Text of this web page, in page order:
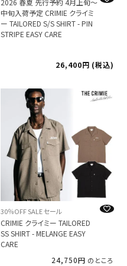
中旬入荷予定 CRIMIE クライミ
ー TAILORED S/S SHIRT - PIN
STRIPE EASY CARE
26,400 税込
30％OFF SALE セール
CRIMIE クライミー TAILORED
SS SHIRT - MELANGE EASY
CARE
24,750
のところ